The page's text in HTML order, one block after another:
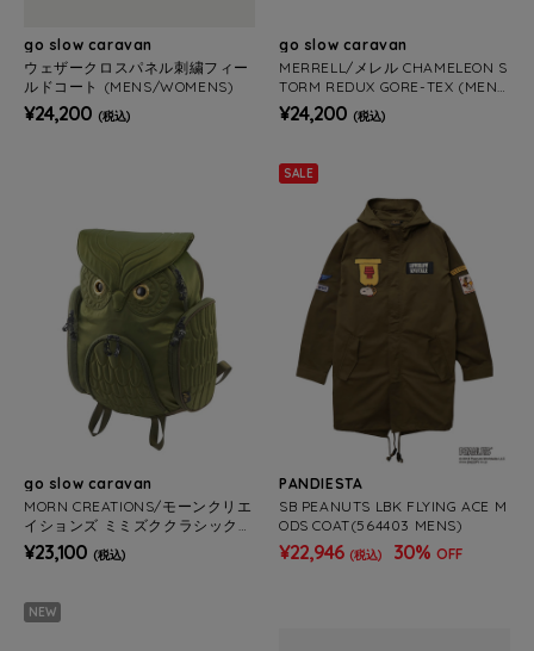
go slow caravan
ウェザークロスパネル刺繍フィー
ルドコート (MENS/WOMENS)
¥24,200 (税込)
go slow caravan
MERRELL/メレル CHAMELEON S
TORM REDUX GORE-TEX (MEN
S)
¥24,200 (税込)
go slow caravan
MORN CREATIONS/モーンクリエ
イションズ ミミズククラシック
バックパック L 18.7L
¥23,100 (税込)
SALE
PANDIESTA
SB PEANUTS LBK FLYING ACE M
ODS COAT(564403 MENS)
¥22,946 (税込) 30% OFF
NEW